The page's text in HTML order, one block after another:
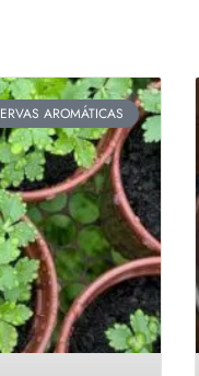
ERVAS AROMÁTICAS